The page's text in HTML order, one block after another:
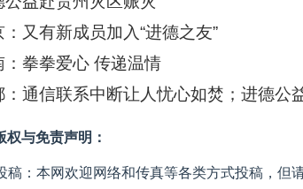
：又有新成员加入“进德之友”
：拳拳爱心 传递温情
：通信联系中断让人忧心如焚；进德公
权与免责声明：
稿：本网欢迎网络和传真等各类方式投稿，但